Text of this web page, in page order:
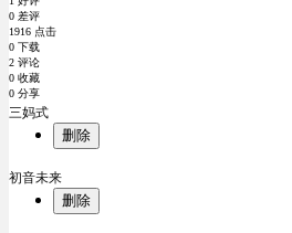
0 差评
1916 点击
0 下载
2 评论
0 收藏
0 分享
三妈式
删除
初音未来
删除